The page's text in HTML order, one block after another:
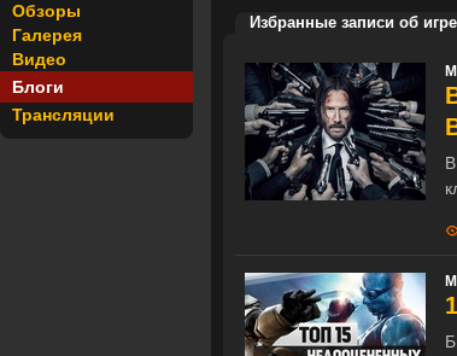
Обзоры
Галерея
Видео
Блоги
Трансляции
Избранные записи об